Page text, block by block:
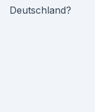
Deutschland?